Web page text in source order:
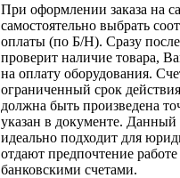
При оформлении заказа на
самостоятельно выбрать
оплаты (по Б/Н). Сразу
проверит наличие товара,
на оплату оборудования.
ограниченный срок
должна быть произведена
указан в документе.
идеально подходит для
отдают предпочтение
банковскими счетами.